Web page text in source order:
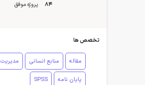
84 پروژه موفق
تخصص ها
مقاله منابع انسانی مدیریت
پایان نامه SPSS